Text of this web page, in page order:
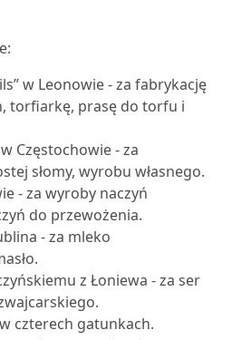
w Leonowie - za fabrykację
torfiarkę, prasę do torfu i
Częstochowie - za
słomy, wyrobu własnego.
- za wyroby naczyń
do przewożenia.
- za mleko
z Łoniewa - za ser
czterech gatunkach.